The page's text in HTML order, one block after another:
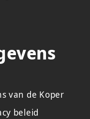
van de Koper
beleid